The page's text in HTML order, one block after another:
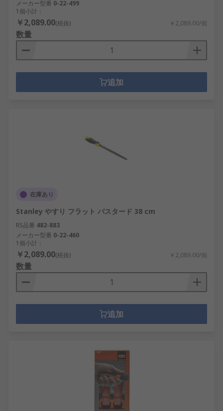
メーカー型番 0-22-499
1個小計：
￥2,089.00(税抜) ￥2,089.00/個
数量
追加
在庫あり
Stanley やすり フラット バスタード 38 cm
RS品番 482-883
メーカー型番 0-22-460
1個小計：
￥2,089.00(税抜) ￥2,089.00/個
数量
追加